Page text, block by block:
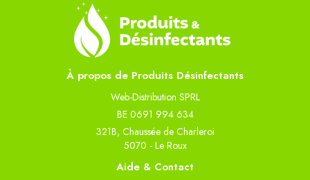
À propos de Produits Désinfectants
Web-Distribution SPRL
BE 0691 994 634
321B, Chaussée de Charleroi
5070 - Le Roux
Aide & Contact